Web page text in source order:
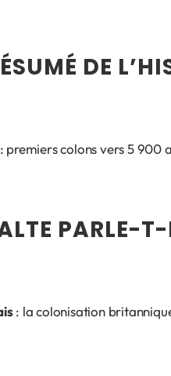
DE
premiers colons vers 5 900
PARLE-
: la colonisation